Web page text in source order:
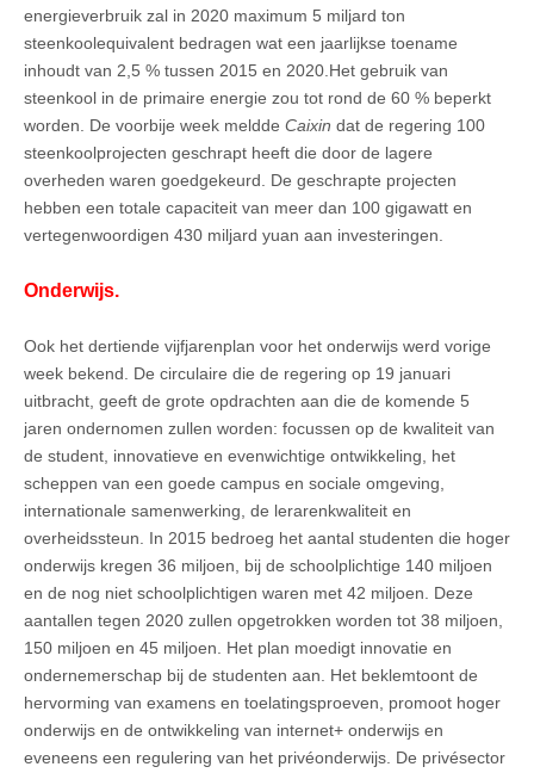
energieverbruik zal in 2020 maximum 5 miljard ton
steenkoolequivalent bedragen wat een jaarlijkse toename
inhoudt van 2,5 % tussen 2015 en 2020.Het gebruik van
steenkool in de primaire energie zou tot rond de 60 % beperkt
worden. De voorbije week meldde Caixin dat de regering 100
steenkoolprojecten geschrapt heeft die door de lagere
overheden waren goedgekeurd. De geschrapte projecten
hebben een totale capaciteit van meer dan 100 gigawatt en
vertegenwoordigen 430 miljard yuan aan investeringen.
Onderwijs.
Ook het dertiende vijfjarenplan voor het onderwijs werd vorige
week bekend. De circulaire die de regering op 19 januari
uitbracht, geeft de grote opdrachten aan die de komende 5
jaren ondernomen zullen worden: focussen op de kwaliteit van
de student, innovatieve en evenwichtige ontwikkeling, het
scheppen van een goede campus en sociale omgeving,
internationale samenwerking, de lerarenkwaliteit en
overheidssteun. In 2015 bedroeg het aantal studenten die hoger
onderwijs kregen 36 miljoen, bij de schoolplichtige 140 miljoen
en de nog niet schoolplichtigen waren met 42 miljoen. Deze
aantallen tegen 2020 zullen opgetrokken worden tot 38 miljoen,
150 miljoen en 45 miljoen. Het plan moedigt innovatie en
ondernemerschap bij de studenten aan. Het beklemtoont de
hervorming van examens en toelatingsproeven, promoot hoger
onderwijs en de ontwikkeling van internet+ onderwijs en
eveneens een regulering van het privéonderwijs. De privésector